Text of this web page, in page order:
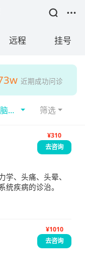
远程 挂号
近期成功问诊
卒
筛选
¥310
去咨询
学、头痛、头晕、
疾病的诊治。
¥1010
去咨询